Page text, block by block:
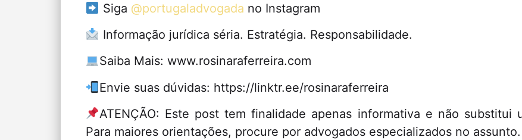
Siga @portugaladvogada no Instagram
Informação jurídica séria. Estratégia. Responsabilidade.
Saiba Mais: www.rosinaraferreira.com
Envie suas dúvidas: https://linktr.ee/rosinaraferreira
ATENÇÃO: Este post tem finalidade apenas informativa e não substitui
Para maiores orientações, procure por advogados especializados no assunto.